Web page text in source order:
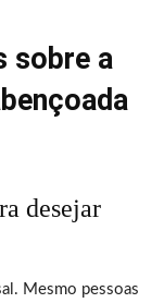
sobre a
desejar
Mesmo pessoas